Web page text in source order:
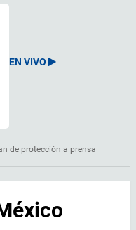
EN VIVO
de protección a prensa